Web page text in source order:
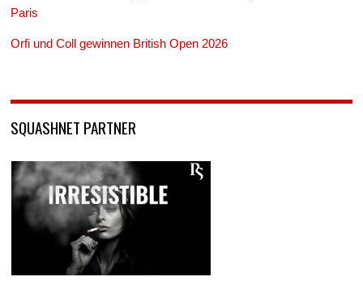
Paris
Orfi und Coll gewinnen British Open 2026
SQUASHNET PARTNER